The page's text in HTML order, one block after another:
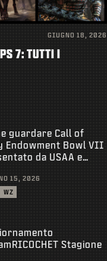
GIUGNO 18, 2026
7: TUTTI I
guardare Call of
Endowment Bowl VII
da USAA e
15, 2026
WZ
Stagione